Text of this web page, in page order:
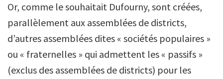
Or, comme le souhaitait Dufourny, sont créées,
parallèlement aux assemblées de districts,
d’autres assemblées dites « sociétés populaires »
ou « fraternelles » qui admettent les « passifs »
(exclus des assemblées de districts) pour les